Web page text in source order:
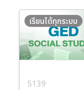
5139
เรียนได้ทุกระบบ